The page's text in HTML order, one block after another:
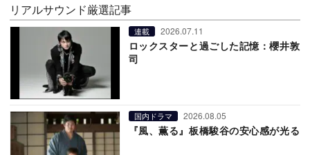
リアルサウンド厳選記事
連載 2026.07.11
ロックスターと過ごした記憶：櫻井敦
司
国内ドラマ 2026.08.05
『風、薫る』板橋駿谷の安心感が光る